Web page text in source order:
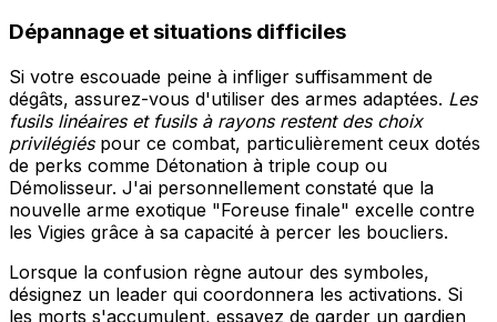
Dépannage et situations difficiles
Si votre escouade peine à infliger suffisamment de
dégâts, assurez-vous d'utiliser des armes adaptées. Les
fusils linéaires et fusils à rayons restent des choix
privilégiéspour ce combat, particulièrement ceux dotés
de perks comme Détonation à triple coup ou
Démolisseur. J'ai personnellement constaté que la
nouvelle arme exotique "Foreuse finale" excelle contre
les Vigies grâce à sa capacité à percer les boucliers.
Lorsque la confusion règne autour des symboles,
désignez un leader qui coordonnera les activations. Si
les morts s'accumulent, essayez de garder un gardien